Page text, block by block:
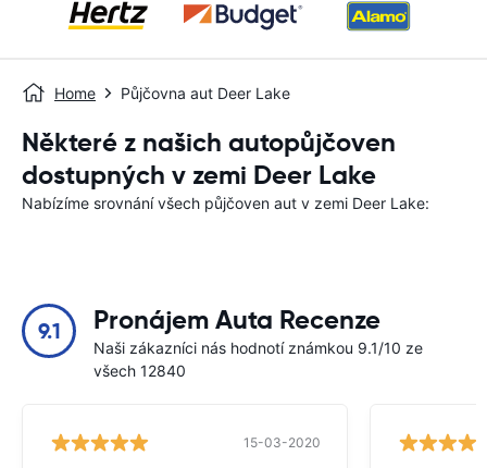
Home Půjčovna aut Deer Lake
Některé z našich autopůjčoven
dostupných v zemi Deer Lake
Nabízíme srovnání všech půjčoven aut v zemi Deer Lake:
9.1 Pronájem Auta Recenze
Naši zákazníci nás hodnotí známkou 9.1/10 ze
všech 12840
15-03-2020